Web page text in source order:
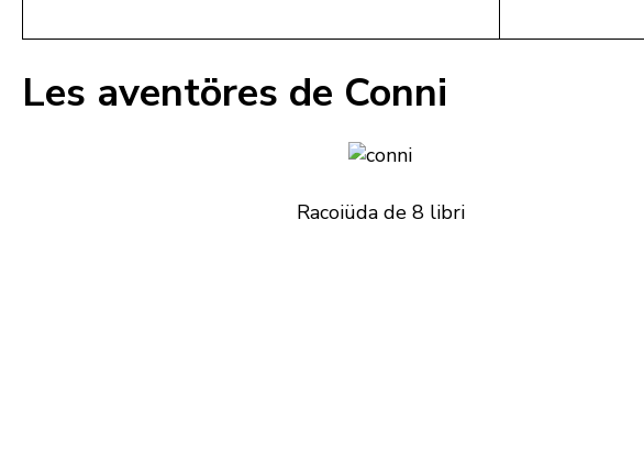
Les aventöres de Conni
Racoiüda de 8 libri